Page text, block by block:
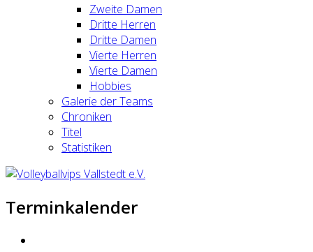
Zweite Damen
Dritte Herren
Dritte Damen
Vierte Herren
Vierte Damen
Hobbies
Galerie der Teams
Chroniken
Titel
Statistiken
Terminkalender